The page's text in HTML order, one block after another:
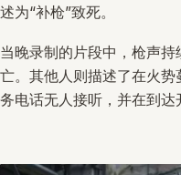
述为“补枪”致死。
当晚录制的片段中，枪声
亡。其他人则描述了在火
务电话无人接听，并在到达